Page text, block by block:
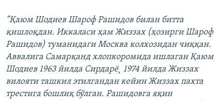
“Қаюм Шодиев Шароф Рашидов билан битта
қишлоқдан. Иккаласи ҳам Жиззах (ҳозирги Шароф
Рашидов) туманидаги Москва колхозидан чиққан.
Аввалига Самарқанд хлопкоромида ишлаган Қаюм
Шодиев 1963 йилда Сирдарë¸ 1974 йилда Жиззах
вилояти ташкил этилгандан кейин Жиззах пахта
трестига бошлиқ бўлган. Рашидовга яқин